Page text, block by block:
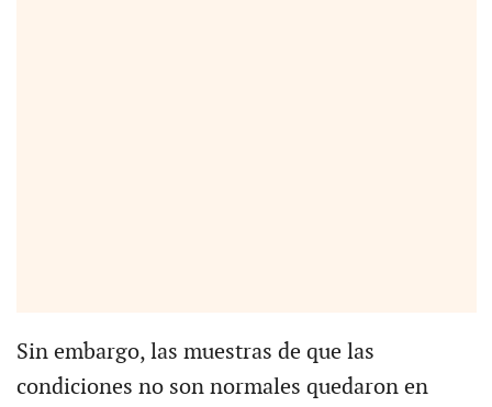
Sin embargo, las muestras de que las
condiciones no son normales quedaron en